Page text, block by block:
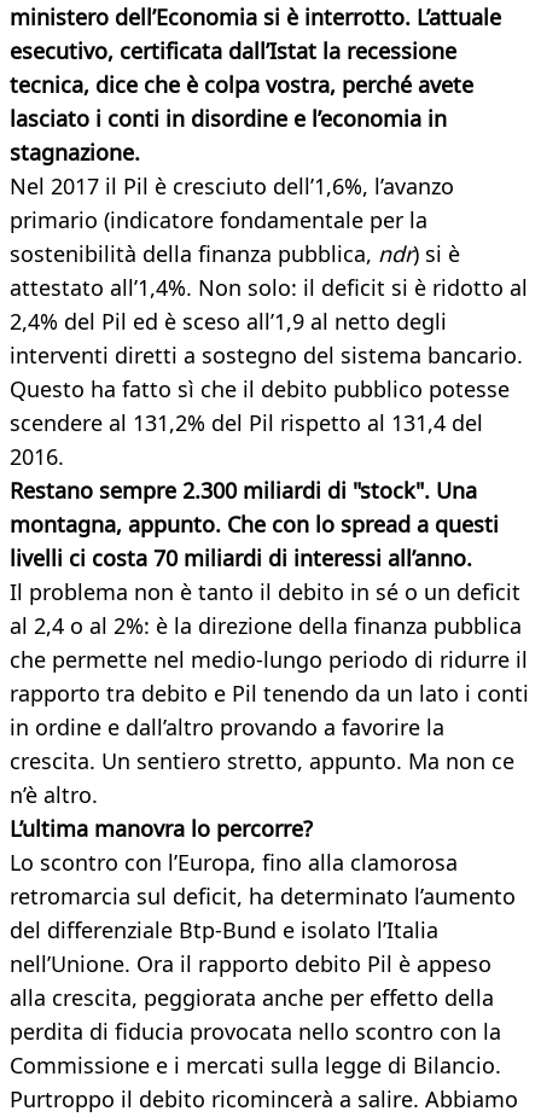
ministero dell’Economia si è interrotto. L’attuale
esecutivo, certificata dall’Istat la recessione
tecnica, dice che è colpa vostra, perché avete
lasciato i conti in disordine e l’economia in
stagnazione.
Nel 2017 il Pil è cresciuto dell’1,6%, l’avanzo
primario (indicatore fondamentale per la
sostenibilità della finanza pubblica, ndr) si è
attestato all’1,4%. Non solo: il deficit si è ridotto al
2,4% del Pil ed è sceso all’1,9 al netto degli
interventi diretti a sostegno del sistema bancario.
Questo ha fatto sì che il debito pubblico potesse
scendere al 131,2% del Pil rispetto al 131,4 del
2016.
Restano sempre 2.300 miliardi di "stock". Una
montagna, appunto. Che con lo spread a questi
livelli ci costa 70 miliardi di interessi all’anno.
Il problema non è tanto il debito in sé o un deficit
al 2,4 o al 2%: è la direzione della finanza pubblica
che permette nel medio-lungo periodo di ridurre il
rapporto tra debito e Pil tenendo da un lato i conti
in ordine e dall’altro provando a favorire la
crescita. Un sentiero stretto, appunto. Ma non ce
n’è altro.
L’ultima manovra lo percorre?
Lo scontro con l’Europa, fino alla clamorosa
retromarcia sul deficit, ha determinato l’aumento
del differenziale Btp-Bund e isolato l’Italia
nell’Unione. Ora il rapporto debito Pil è appeso
alla crescita, peggiorata anche per effetto della
perdita di fiducia provocata nello scontro con la
Commissione e i mercati sulla legge di Bilancio.
Purtroppo il debito ricomincerà a salire. Abbiamo